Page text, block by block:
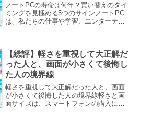
ノートPCの寿命は何年？買い替えのタイ
ミングを見極める5つのサインノートPC
は、私たちの仕事や学習、エンターテイ
によって大きく異なりま...
【総評】軽さを重視して大正解だ
った人と、画面が小さくて後悔し
た人の境界線
軽さを重視して大正解だった人と、画面
が小さくて後悔した人の境界線軽さと画
面サイズは、スマートフォンの購入にお